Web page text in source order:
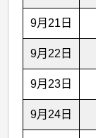
9月21日
9月22日
9月23日
9月24日